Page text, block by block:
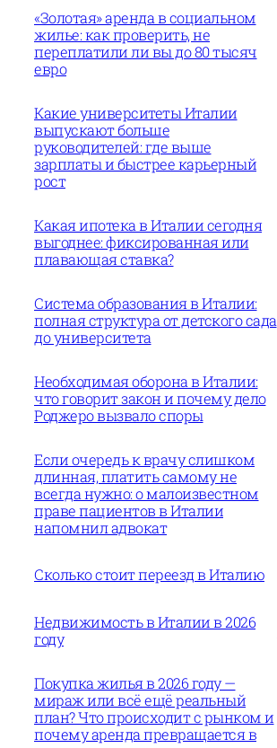
«Золотая» аренда в социальном
жилье: как проверить, не
переплатили ли вы до 80 тысяч
евро
Какие университеты Италии
выпускают больше
руководителей: где выше
зарплаты и быстрее карьерный
рост
Какая ипотека в Италии сегодня
выгоднее: фиксированная или
плавающая ставка?
Система образования в Италии:
полная структура от детского сада
до университета
Необходимая оборона в Италии:
что говорит закон и почему дело
Роджеро вызвало споры
Если очередь к врачу слишком
длинная, платить самому не
всегда нужно: о малоизвестном
праве пациентов в Италии
напомнил адвокат
Сколько стоит переезд в Италию
Недвижимость в Италии в 2026
году
Покупка жилья в 2026 году —
мираж или всё ещё реальный
план? Что происходит с рынком и
почему аренда превращается в